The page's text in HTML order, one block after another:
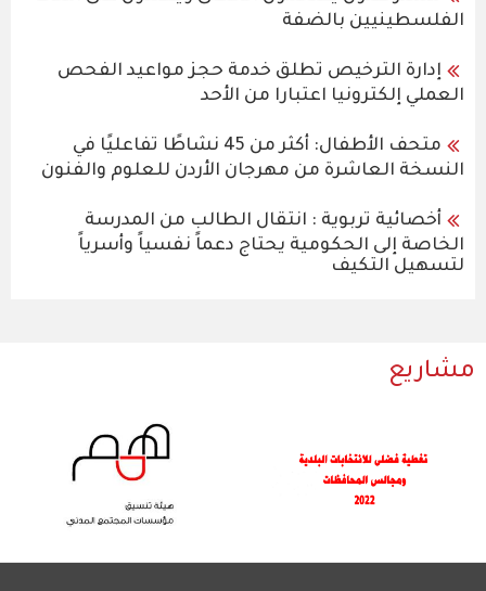
الفلسطينيين بالضفة
إدارة الترخيص تطلق خدمة حجز مواعيد الفحص
العملي إلكترونيا اعتبارا من الأحد
متحف الأطفال: أكثر من 45 نشاطًا تفاعليًا في
النسخة العاشرة من مهرجان الأردن للعلوم والفنون
أخصائية تربوية : انتقال الطالب من المدرسة
الخاصة إلى الحكومية يحتاج دعماً نفسياً وأسرياً
لتسهيل التكيف
مشاريع